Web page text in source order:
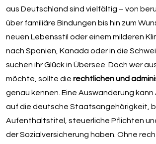
aus Deutschland sind vielfältig – von
über familiäre Bindungen bis hin zum
neuen Lebensstil oder einem milderen
nach Spanien, Kanada oder in die
suchen ihr Glück in Übersee. Doch wer
möchte, sollte dierechtlichen und
genau kennen. Eine Auswanderung kann
auf die deutsche Staatsangehörigkeit,
Aufenthaltstitel, steuerliche Pflichten
der Sozialversicherung haben. Ohne